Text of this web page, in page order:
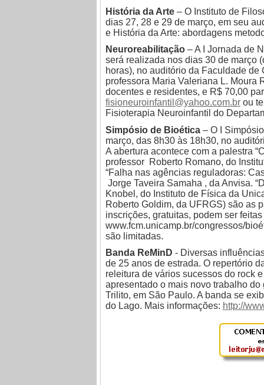
História da Arte – O Instituto de
dias 27, 28 e 29 de março, em seu
e História da Arte: abordagens
Neuroreabilitação – A I Jornada de
será realizada nos dias 30 de março
horas), no auditório da Faculdade
professora Maria Valeriana L. Moura
docentes e residentes, e R$ 70,00
fisioneuroinfantil@yahoo.com.br ou
Fisioterapia Neuroinfantil do
Simpósio de Bioética – O I
março, das 8h30 às 18h30, no
A abertura acontece com a palestra
professor Roberto Romano, do
“Falha nas agências reguladoras:
Jorge Taveira Samaha , da Anvisa.
Knobel, do Instituto de Física da
Roberto Goldim, da UFRGS) são as
inscrições, gratuitas, podem ser
www.fcm.unicamp.br/congressos/
são limitadas.
Banda ReMinD - Diversas
de 25 anos de estrada. O repertório
releitura de vários sucessos do rock
apresentado o mais novo trabalho
Trilito, em São Paulo. A banda se
do Lago. Mais informações: http://